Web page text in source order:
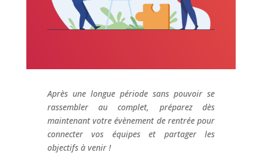
Après une longue période sans pouvoir se
rassembler au complet, préparez dès
maintenant votre évènement de rentrée pour
connecter vos équipes et partager les
objectifs à venir !